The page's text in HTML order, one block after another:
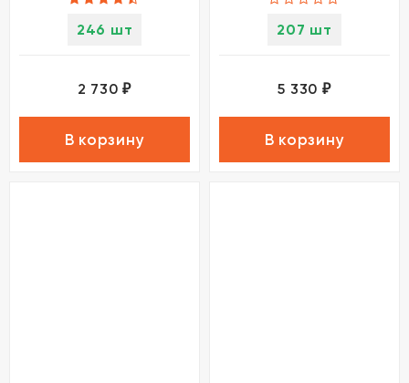
246 шт
2 730₽
В корзину
207 шт
5 330 ₽
В корзину